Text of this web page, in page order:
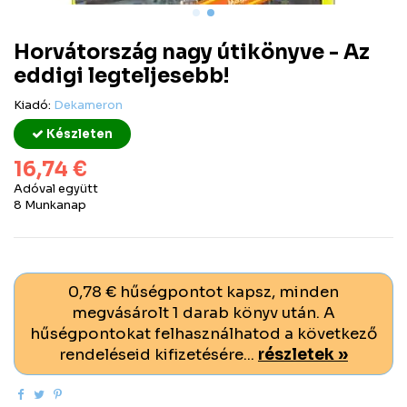
Horvátország nagy útikönyve - Az
eddigi legteljesebb!
Kiadó: Dekameron
Készleten
16,74 €
Adóval együtt
8 Munkanap
0,78 € hűségpontot kapsz, minden
megvásárolt 1 darab könyv után. A
hűségpontokat felhasználhatod a következő
rendeléseid kifizetésére... részletek »